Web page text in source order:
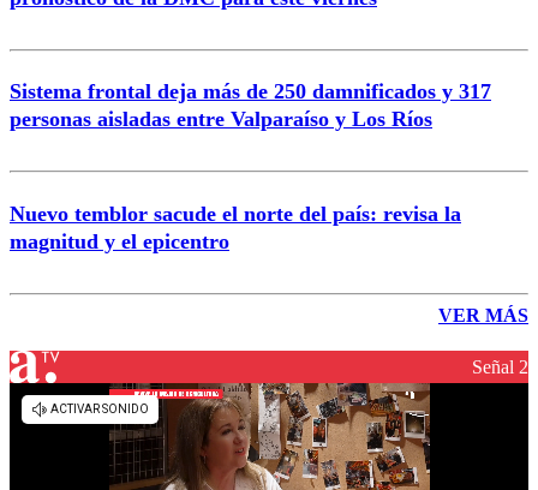
Sistema frontal deja más de 250 damnificados y 317
personas aisladas entre Valparaíso y Los Ríos
Nuevo temblor sacude el norte del país: revisa la
magnitud y el epicentro
VER MÁS
Señal 2